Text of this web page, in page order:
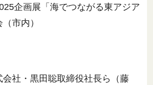
企画展「海でつながる東アジア
市内）
社・黒田聡取締役社長ら（藤